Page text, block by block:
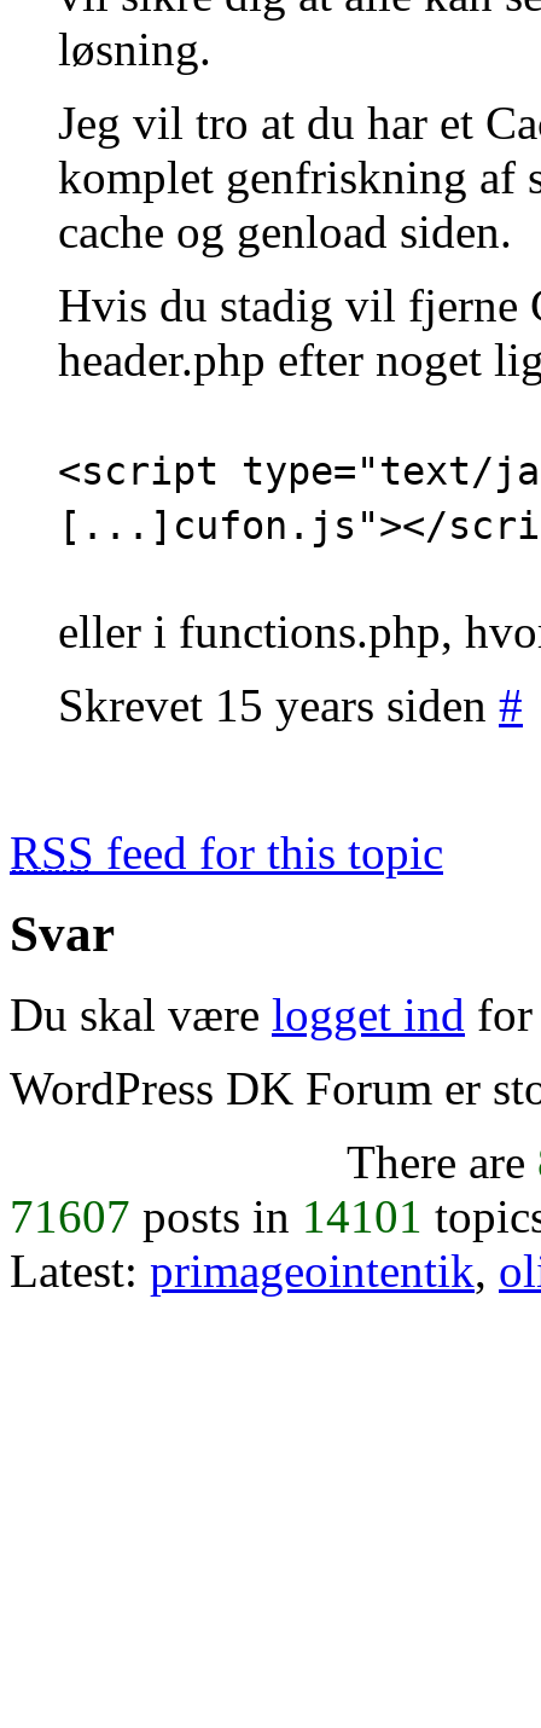
løsning.
Jeg vil tro at du har et
komplet genfriskning af
cache og genload siden.
Hvis du stadig vil fjerne
header.php efter noget
<script type="text/
[...]cufon.js"></
eller i functions.php,
Skrevet 15 years siden #
RSS feed for this topic
Svar
Du skal være logget ind for
WordPress DK Forum er
There are
71607 posts in 14101
Latest: primageointentik,